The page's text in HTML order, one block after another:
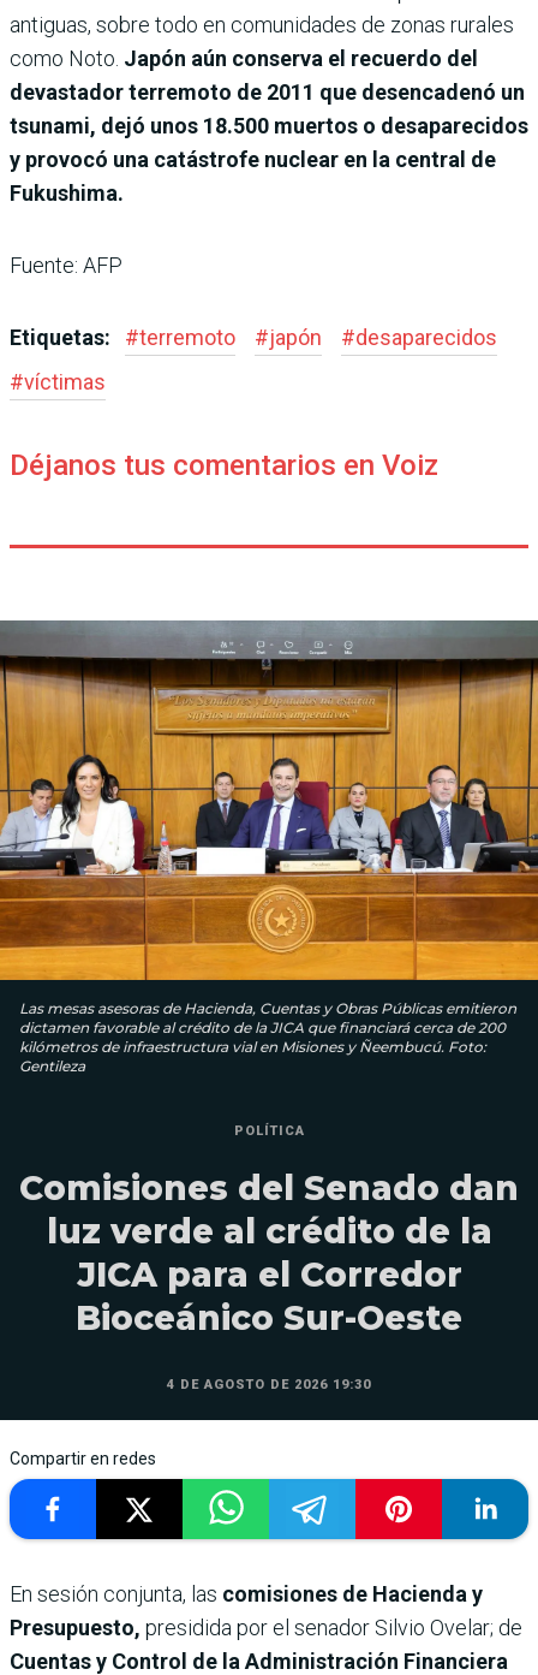
antiguas, sobre todo en comunidades de zonas rurales
como Noto. Japón aún conserva el recuerdo del
devastador terremoto de 2011 que desencadenó un
tsunami, dejó unos 18.500 muertos o desaparecidos
y provocó una catástrofe nuclear en la central de
Fukushima.
Fuente: AFP
Etiquetas: #terremoto #japón #desaparecidos
#víctimas
Déjanos tus comentarios en Voiz
Las mesas asesoras de Hacienda, Cuentas y Obras Públicas emitieron
dictamen favorable al crédito de la JICA que financiará cerca de 200
kilómetros de infraestructura vial en Misiones y Ñeembucú. Foto:
Gentileza
POLÍTICA
Comisiones del Senado dan
luz verde al crédito de la
JICA para el Corredor
Bioceánico Sur-Oeste
4 DE AGOSTO DE 2026 19:30
Compartir en redes
En sesión conjunta, las comisiones de Hacienda y
Presupuesto, presidida por el senador Silvio Ovelar; de
Cuentas y Control de la Administración Financiera